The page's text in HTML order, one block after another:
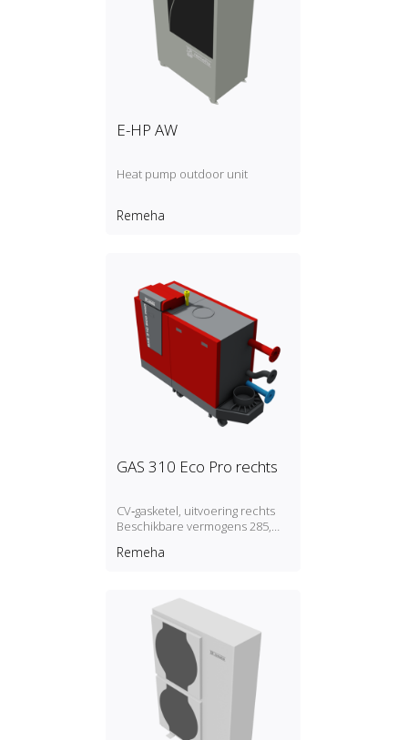
E-HP AW
Heat pump outdoor unit
Remeha
GAS 310 Eco Pro rechts
CV‑gasketel, uitvoering rechts
Beschikbare vermogens 285,
Remeha